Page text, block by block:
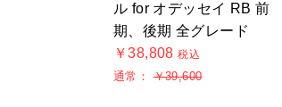
ル for オデッセイ RB 前
期、後期 全グレード
￥38,808税込
通常：￥39,600